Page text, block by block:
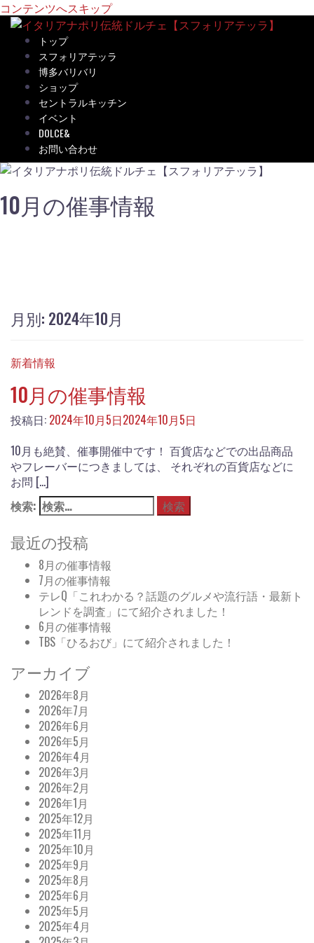
コンテンツへスキップ
トップ
スフォリアテッラ
博多バリバリ
ショップ
セントラルキッチン
イベント
DOLCE&
お問い合わせ
10月の催事情報
月別: 2024年10月
新着情報
10月の催事情報
投稿日: 2024年10月5日2024年10月5日
10月も絶賛、催事開催中です！ 百貨店などでの出品商品
やフレーバーにつきましては、 それぞれの百貨店などに
お問 […]
検索:
最近の投稿
8月の催事情報
7月の催事情報
テレQ「これわかる？話題のグルメや流行語・最新ト
レンドを調査」にて紹介されました！
6月の催事情報
TBS「ひるおび」にて紹介されました！
アーカイブ
2026年8月
2026年7月
2026年6月
2026年5月
2026年4月
2026年3月
2026年2月
2026年1月
2025年12月
2025年11月
2025年10月
2025年9月
2025年8月
2025年6月
2025年5月
2025年4月